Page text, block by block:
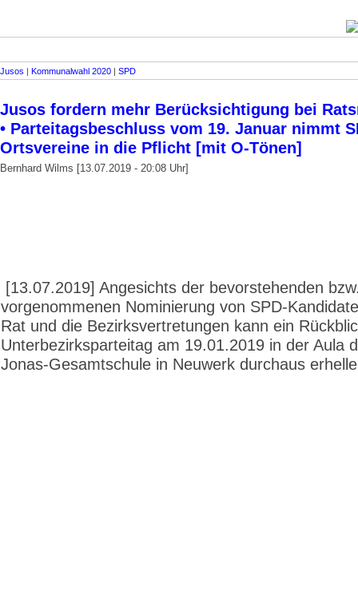
Jusos | Kommunalwahl 2020 | SPD
Jusos fordern mehr Berücksichtigung bei
• Parteitagsbeschluss vom 19. Januar nimmt
Ortsvereine in die Pflicht [mit O-Tönen]
Bernhard Wilms [13.07.2019 - 20:08 Uhr]
[13.07.2019] Angesichts der bevorstehenden
vorgenommenen Nominierung von SPD-
Rat und die Bezirksvertretungen kann ein
Unterbezirks­partei­tag am 19.01.2019 in der Aula
Jonas-Gesamtschule in Neuwerk durchaus